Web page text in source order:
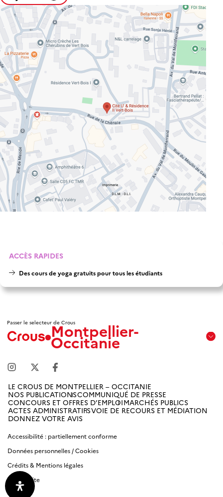
ACCÈS RAPIDES
Des cours de yoga gratuits pour tous les étudiants
Passer le selecteur de CrousMontpellier-
Occitanie
Avignon
Amiens
Picardie
Antilles
Guyane
Bordeaux-
Aquitaine
LE CROUS DE MONTPELLIER – OCCITANIE
NOS PUBLICATIONSCOMMUNIQUÉ DE PRESSE
CONCOURS ET OFFRES D’EMPLOIMARCHÉS PUBLICS
ACTES ADMINISTRATIFSVOIE DE RECOURS ET MÉDIATION
DONNEZ VOTRE AVIS
Accessibilité : partiellement conforme
Données personnelles / Cookies
Crédits & Mentions légales
Plan du site